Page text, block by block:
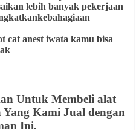
lebih banyak pekerjaan
cat anest iwata kamu bisa
Untuk Membeli alat
Yang Kami Jual dengan
Ini.